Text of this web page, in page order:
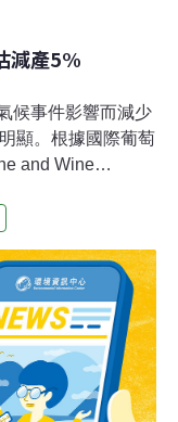
減產5%
候事件影響而減少
顯。根據國際葡萄
and Wine
數一數二少的一
擊，甚至未來產區
產量最高的國家，
中國。法國雖然仍
至4190萬公石。減
和卡門內葡萄酒的
七大產區智利將減